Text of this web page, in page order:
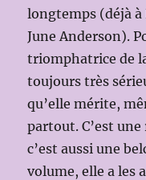
longtemps (déjà à
June Anderson).
triomphatrice de
toujours très
qu’elle mérite,
partout. C’est
c’est aussi une
volume, elle a les